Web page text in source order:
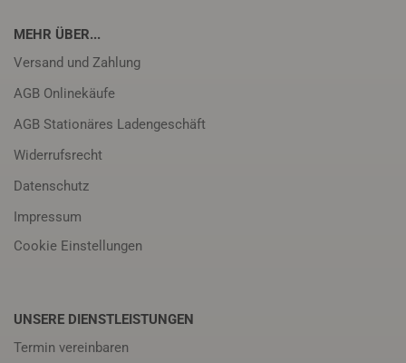
MEHR ÜBER...
Versand und Zahlung
AGB Onlinekäufe
AGB Stationäres Ladengeschäft
Widerrufsrecht
Datenschutz
Impressum
Cookie Einstellungen
UNSERE DIENSTLEISTUNGEN
Termin vereinbaren